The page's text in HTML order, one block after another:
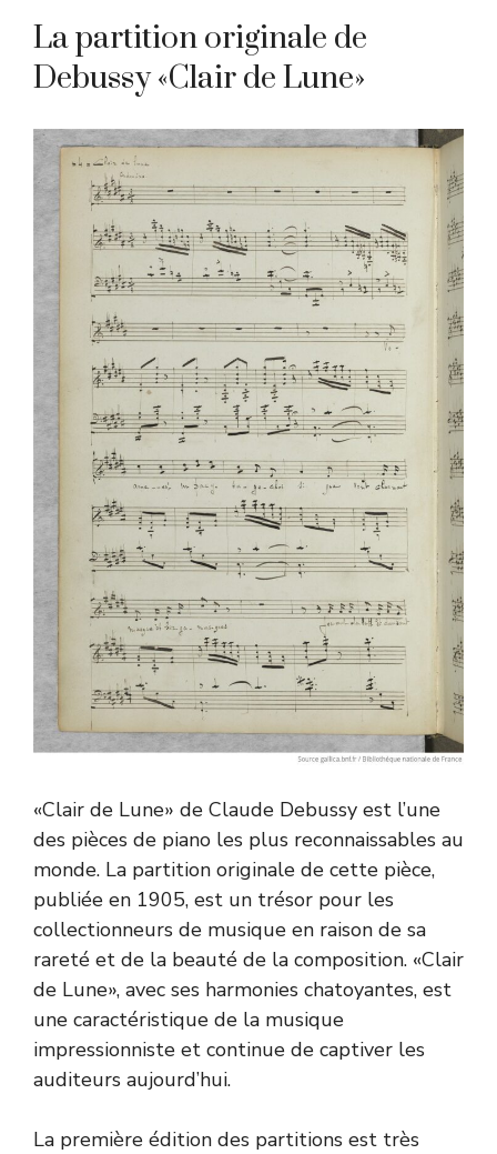
La partition originale de
Debussy «Clair de Lune»
«Clair de Lune» de Claude Debussy est l’une
des pièces de piano les plus reconnaissables au
monde. La partition originale de cette pièce,
publiée en 1905, est un trésor pour les
collectionneurs de musique en raison de sa
rareté et de la beauté de la composition. «Clair
de Lune», avec ses harmonies chatoyantes, est
une caractéristique de la musique
impressionniste et continue de captiver les
auditeurs aujourd’hui.
La première édition des partitions est très